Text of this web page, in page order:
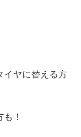
イヤに替える方
！